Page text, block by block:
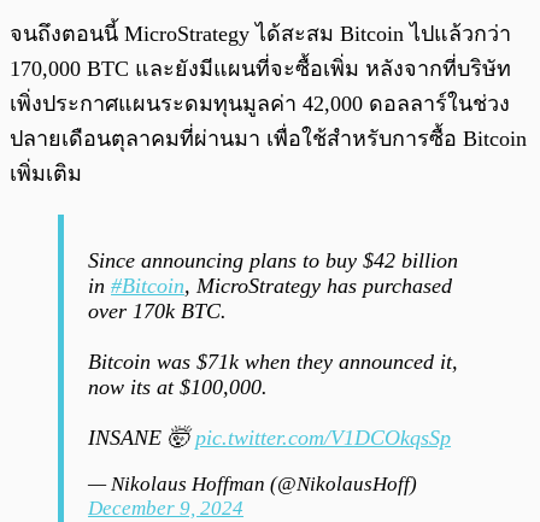
จนถึงตอนนี้ MicroStrategy ได้สะสม Bitcoin ไปแล้วกว่า
170,000 BTC และยังมีแผนที่จะซื้อเพิ่ม หลังจากที่บริษัท
เพิ่งประกาศแผนระดมทุนมูลค่า 42,000 ดอลลาร์ในช่วง
ปลายเดือนตุลาคมที่ผ่านมา เพื่อใช้สำหรับการซื้อ Bitcoin
เพิ่มเติม
Since announcing plans to buy $42 billion
in #Bitcoin, MicroStrategy has purchased
over 170k BTC.
Bitcoin was $71k when they announced it,
now its at $100,000.
INSANE 🤯pic.twitter.com/V1DCOkqsSp
— Nikolaus Hoffman (@NikolausHoff)
December 9, 2024